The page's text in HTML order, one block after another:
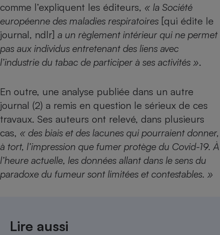
comme l’expliquent les éditeurs, « la Société
européenne des maladies respiratoires [qui édite le
journal, ndlr] a un règlement intérieur qui ne permet
pas aux individus entretenant des liens avec
l’industrie du tabac de participer à ses activités ».
En outre, une analyse publiée dans un autre
journal (2) a remis en question le sérieux de ces
travaux. Ses auteurs ont relevé, dans plusieurs
cas, « des biais et des lacunes qui pourraient donner,
à tort, l’impression que fumer protège du Covid-19. À
l’heure actuelle, les données allant dans le sens du
paradoxe du fumeur sont limitées et contestables. »
Lire aussi
Cafetière à expressos